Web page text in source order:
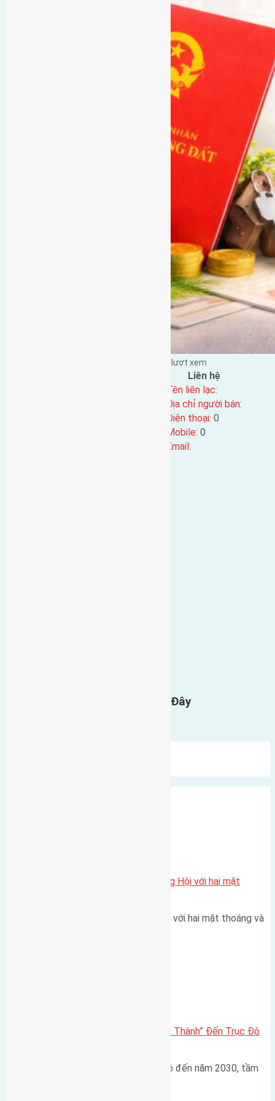
lượt xem
Liên hệ
Tên liên lạc:
Địa chỉ người bán:
Điện thoại: 0
Mobile: 0
Email:
Gửi Tin Nhắn Cho Chúng Tôi Ở Đây
Một vị trí hiếm còn lại tại X1 Đông Hội với hai mặt
Một góc tái định cư X1 Đông Hội với hai mặt thoáng và
Đông Anh 2026: Từ “Huyện Ngoại Thành” Đến Trục Đô
Trong bối cảnh Quy hoạch Thủ đô đến năm 2030, tầm